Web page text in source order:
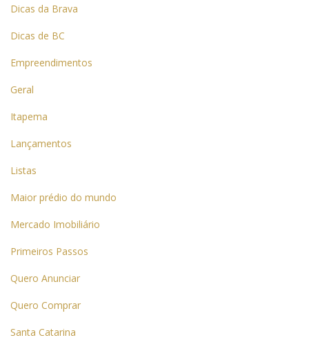
Dicas da Brava
Dicas de BC
Empreendimentos
Geral
Itapema
Lançamentos
Listas
Maior prédio do mundo
Mercado Imobiliário
Primeiros Passos
Quero Anunciar
Quero Comprar
Santa Catarina